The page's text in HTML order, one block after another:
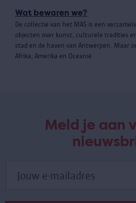
Wat bewaren we?
De collectie van het MAS is een
objecten over kunst, culturele tradities
stad en de haven van Antwerpen. Maar
Afrika, Amerika en Oceanië.
Meld je aan